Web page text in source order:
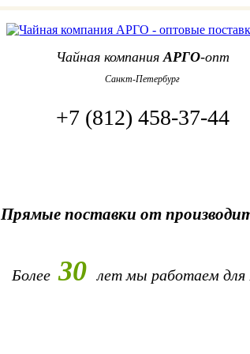
Чайная компанияАРГО-опт
Санкт-Петербург
+7 (812) 458-37-44
Прямые поставки от
Более30 летмы работаем для